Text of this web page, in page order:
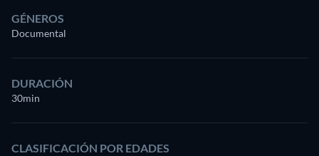
GÉNEROS
Documental
DURACIÓN
30min
CLASIFICACIÓN POR EDADES